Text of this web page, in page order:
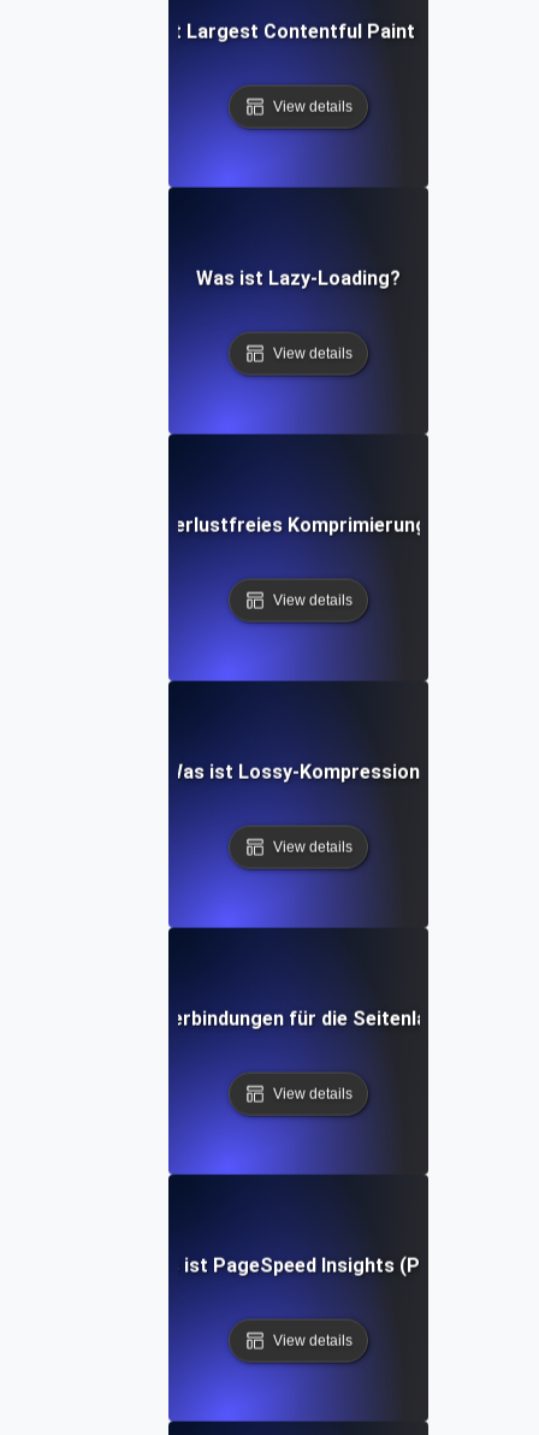
Was ist Largest Contentful Paint (LCP)?
View details
Was ist Lazy-Loading?
View details
Was ist ein Verlustfreies Komprimierungsverfahren?
View details
Was ist Lossy-Kompression?
View details
sind Netzwerkverbindungen für die
View details
Was ist PageSpeed Insights (PSI)?
View details